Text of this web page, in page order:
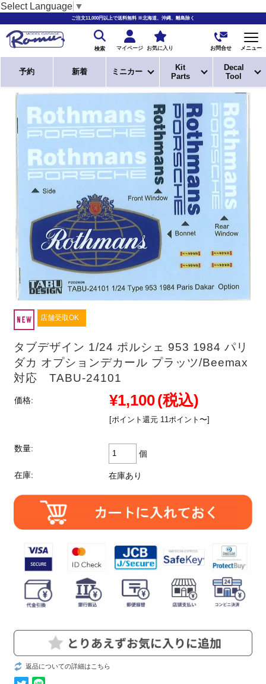
Select Language ▼
ご注文11,000円以上で送料無料 ※北海道、沖縄、離島除く
検索 マイページ お気に入り お問合せ メニュー
予約 新着 ミニカー
Kit
Parts
Decal
Tool
店舗受取OK
タブデザイン 1/24 ポルシェ 953 1984 パリ
ダカ オプションデカール プラッツ/Beemax
対応 TABU-24101
価格: ¥1,100(税込)
[ポイント還元 11ポイント〜]
数量:
個
在庫: 在庫あり
返品についての詳細はこちら